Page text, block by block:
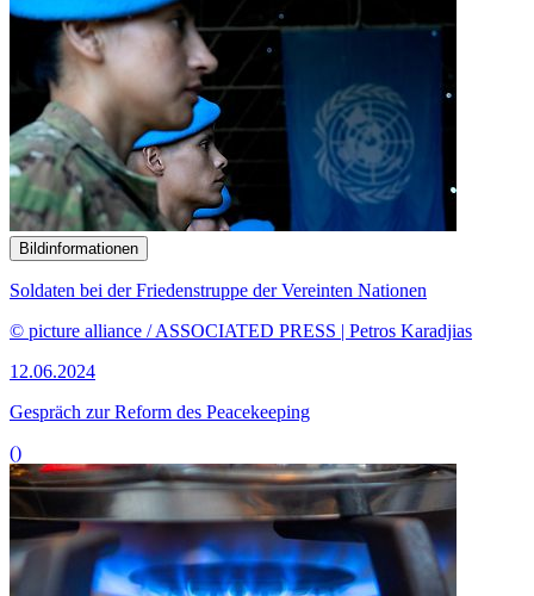
Bildinformationen
Soldaten bei der Friedenstruppe der Vereinten Nationen
© picture alliance / ASSOCIATED PRESS | Petros Karadjias
12.06.2024
Gespräch zur Reform des Peacekeeping
()